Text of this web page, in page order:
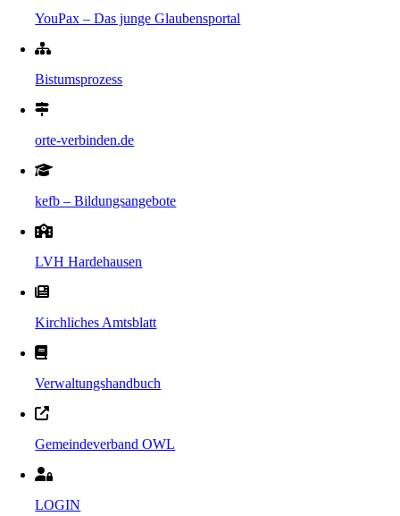
YouPax – Das junge Glaubensportal
Bistumsprozess
orte-verbinden.de
kefb – Bildungsangebote
LVH Hardehausen
Kirchliches Amtsblatt
Verwaltungshandbuch
Gemeindeverband OWL
LOGIN